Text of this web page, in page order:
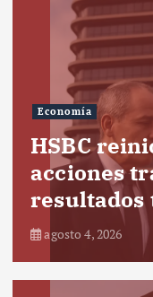
Economía
HSBC
acciones
agosto 4, 2026